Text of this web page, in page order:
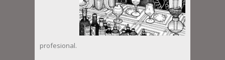
profesional.